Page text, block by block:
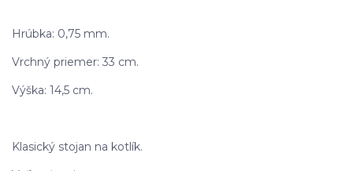
Hrúbka: 0,75 mm.
Vrchný priemer: 33 cm.
Výška: 14,5 cm.
Klasický stojan na kotlík.